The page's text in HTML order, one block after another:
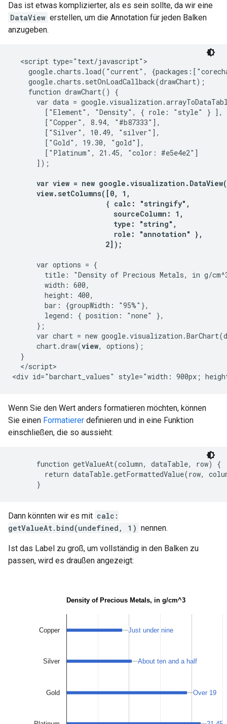
Das ist etwas komplizierter, als es sein sollte, da wir eine
DataView erstellen, um die Annotation für jeden Balken
anzugeben.
  <script type="text/javascript">
google.charts.load("current",
    google.charts.setOnLoadCallback(drawChart);
    function drawChart() {
var data =
        ["Element", "Density", { role: "style" } ],
        ["Copper", 8.94, "#b87333"],
        ["Silver", 10.49, "silver"],
        ["Gold", 19.30, "gold"],
        ["Platinum", 21.45, "color: #e5e4e2"]
      ]);
var view = new
      view.setColumns([0, 1,
                       { calc: "stringify",
                         sourceColumn: 1,
                         type: "string",
                         role: "annotation" },
                       2]);
      var options = {
title: "Density of Precious Metals, in g/
        width: 600,
        height: 400,
        bar: {groupWidth: "95%"},
        legend: { position: "none" },
      };
var chart = new
      chart.draw(
view, options);
  }
  </script>
Wenn Sie den Wert anders formatieren möchten, können
Sie einen Formatierer definieren und in eine Funktion
einschließen, die so aussieht:
      function getValueAt(column, dataTable, row) {
return dataTable.getFormattedValue(row,
Dann könnten wir es mit calc:
getValueAt.bind(undefined, 1) nennen.
Ist das Label zu groß, um vollständig in den Balken zu
passen, wird es draußen angezeigt: